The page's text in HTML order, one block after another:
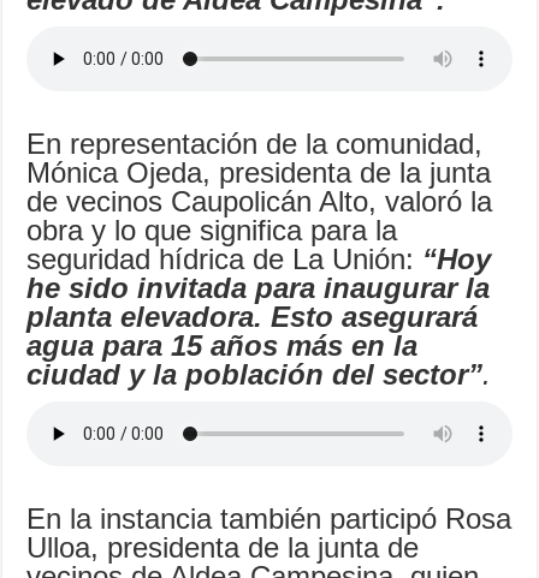
En representación de la comunidad,
Mónica Ojeda, presidenta de la junta
de vecinos Caupolicán Alto, valoró la
obra y lo que significa para la
seguridad hídrica de La Unión: “Hoy
he sido invitada para inaugurar la
planta elevadora. Esto asegurará
agua para 15 años más en la
ciudad y la población del sector”.
En la instancia también participó Rosa
Ulloa, presidenta de la junta de